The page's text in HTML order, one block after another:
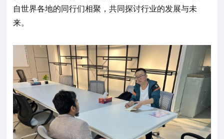
自世界各地的同行们相聚，共同探讨行业的发展与未
来。